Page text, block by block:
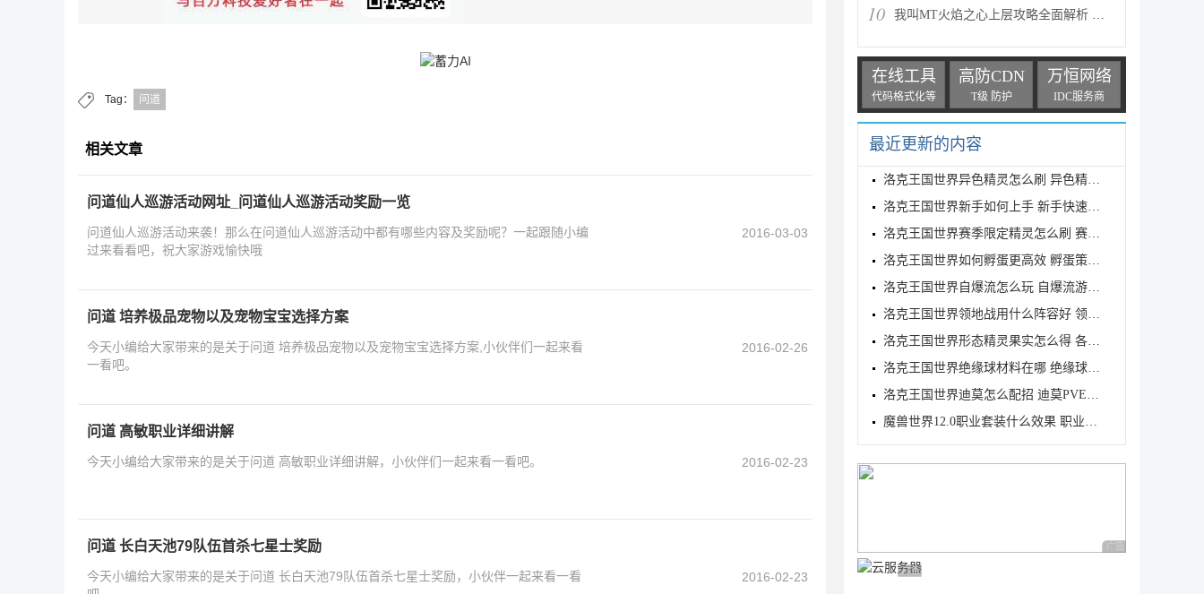
Tag： 问道
相关文章
问道仙人巡游活动网址_问道仙人巡游活动奖励一览
问道仙人巡游活动来袭！那么在问道仙人巡游活动中都有哪些内容及奖励呢？一起跟随小编
过来看看吧，祝大家游戏愉快哦
2016-03-03
问道 培养极品宠物以及宠物宝宝选择方案
今天小编给大家带来的是关于问道 培养极品宠物以及宠物宝宝选择方案,小伙伴们一起来看
一看吧。
2016-02-26
问道 高敏职业详细讲解
今天小编给大家带来的是关于问道 高敏职业详细讲解，小伙伴们一起来看一看吧。 2016-02-23
问道 长白天池79队伍首杀七星士奖励
今天小编给大家带来的是关于问道 长白天池79队伍首杀七星士奖励，小伙伴一起来看一看
2016-02-23
10 我叫MT火焰之心上层攻略全面解析 挑战拉格罗斯
在线工具
代码格式化等
高防CDN
T级 防护
万恒网络
IDC服务商
最近更新的内容
洛克王国世界异色精灵怎么刷 异色精灵高效刷取指南
洛克王国世界新手如何上手 新手快速入门教学
洛克王国世界赛季限定精灵怎么刷 赛季限定奇遇精灵刷
洛克王国世界如何孵蛋更高效 孵蛋策略分享
洛克王国世界自爆流怎么玩 自爆流游玩心得
洛克王国世界领地战用什么阵容好 领地战速通阵容推荐
洛克王国世界形态精灵果实怎么得 各形态精灵果实获取
洛克王国世界绝缘球材料在哪 绝缘球材料收集线路攻略
洛克王国世界迪莫怎么配招 迪莫PVE与PVP配招推荐
魔兽世界12.0职业套装什么效果 职业套装一览
广告 商业广告，理性
广告 商业广告，理性选择